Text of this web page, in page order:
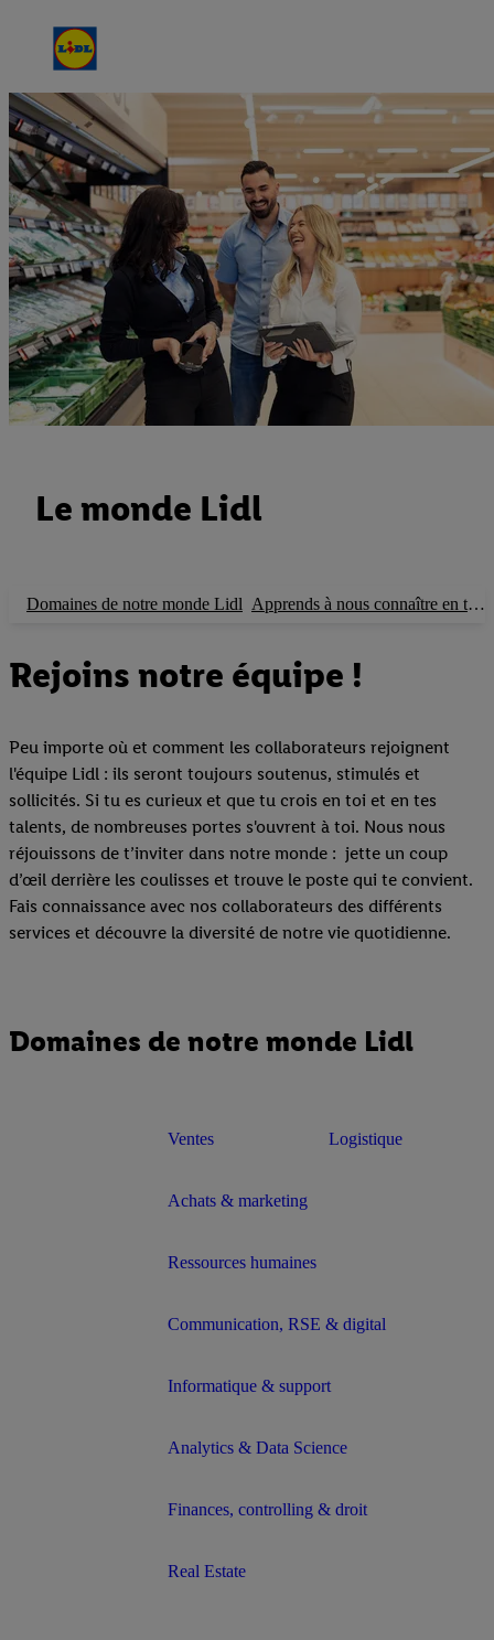
Le monde Lidl
Domaines de notre monde Lidl Apprends à nous connaître en tant qu'employeur
Rejoins notre équipe !
Peu importe où et comment les collaborateurs rejoignent
l'équipe Lidl : ils seront toujours soutenus, stimulés et
sollicités. Si tu es curieux et que tu crois en toi et en tes
talents, de nombreuses portes s'ouvrent à toi. Nous nous
réjouissons de t’inviter dans notre monde : jette un coup
d’œil derrière les coulisses et trouve le poste qui te convient.
Fais connaissance avec nos collaborateurs des différents
services et découvre la diversité de notre vie quotidienne.
Domaines de notre monde Lidl
Ventes Logistique
Achats & marketing
Ressources humaines
Communication, RSE & digital
Informatique & support
Analytics & Data Science
Finances, controlling & droit
Real Estate